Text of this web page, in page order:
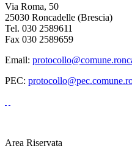
Via Roma, 50
25030 Roncadelle (Brescia)
Tel. 030 2589611
Fax 030 2589659
Email:
PEC:
Area Riservata